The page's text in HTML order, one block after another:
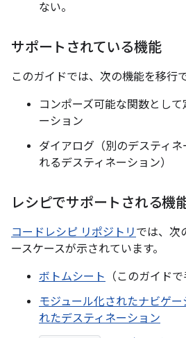
ない。
サポートされている機能
このガイドでは、次の機能を移行で
コンポーズ可能な関数とし
ーション
ダイアログ（別のデスティ
れるデスティネーション）
レシピでサポートされる機
コードレシピ リポジトリ では、次
ースケースが示されています。
ボトムシート （このガイド
モジュール化されたナビゲ
れたデスティネーション